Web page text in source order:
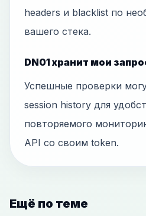
headers и blacklist по
вашего стека.
DN01 хранит мои
Успешные проверки
session history для
повторяемого
API со своим token.
Ещё по теме